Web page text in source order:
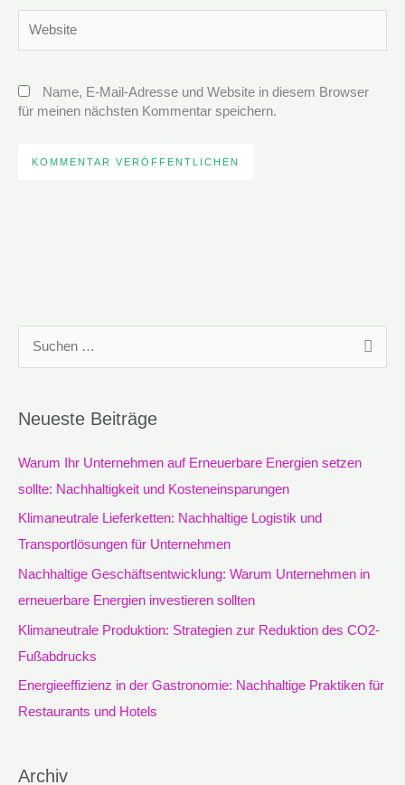
Name, E-Mail-Adresse und Website in diesem Browser
für meinen nächsten Kommentar speichern.
h
e
Neueste Beiträge
Warum Ihr Unternehmen auf Erneuerbare Energien setzen
sollte: Nachhaltigkeit und Kosteneinsparungen
Klimaneutrale Lieferketten: Nachhaltige Logistik und
Transportlösungen für Unternehmen
Nachhaltige Geschäftsentwicklung: Warum Unternehmen in
erneuerbare Energien investieren sollten
Klimaneutrale Produktion: Strategien zur Reduktion des CO2-
Fußabdrucks
Energieeffizienz in der Gastronomie: Nachhaltige Praktiken für
Restaurants und Hotels
Archiv